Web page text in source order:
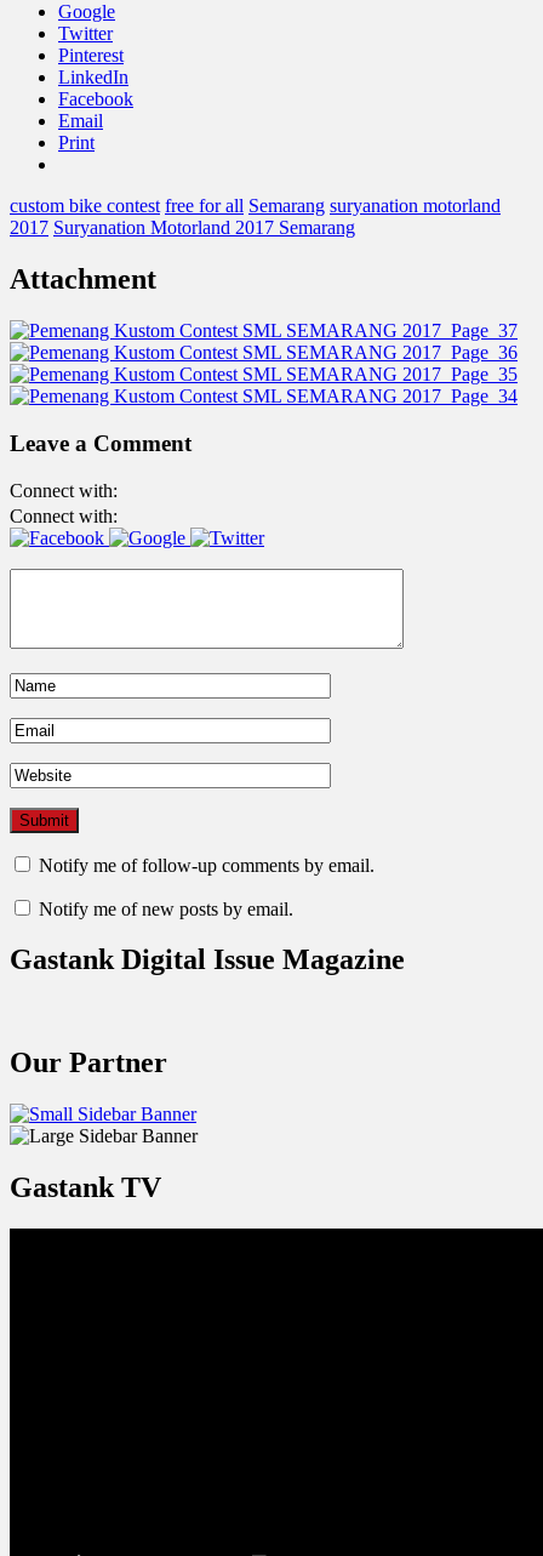
Google
Twitter
Pinterest
LinkedIn
Facebook
Email
Print
custom bike contest free for all Semarang suryanation motorland
2017 Suryanation Motorland 2017 Semarang
Attachment
Leave a Comment
Connect with:
Connect with:
Notify me of follow-up comments by email.
Notify me of new posts by email.
Gastank Digital Issue Magazine
Our Partner
Gastank TV